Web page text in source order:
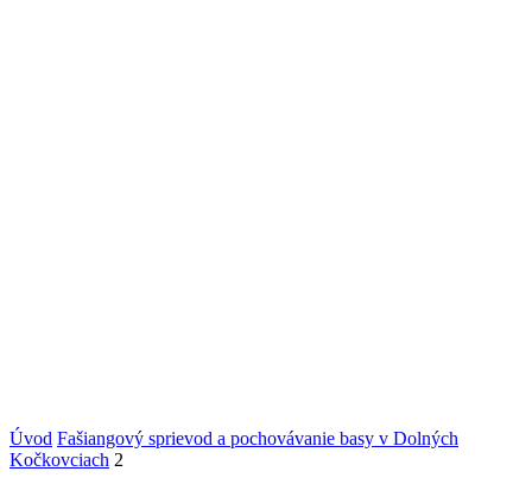
Úvod Fašiangový sprievod a pochovávanie basy v Dolných
Kočkovciach 2